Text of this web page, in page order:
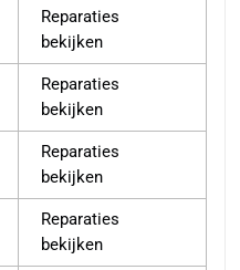
Reparaties
bekijken
Reparaties
bekijken
Reparaties
bekijken
Reparaties
bekijken